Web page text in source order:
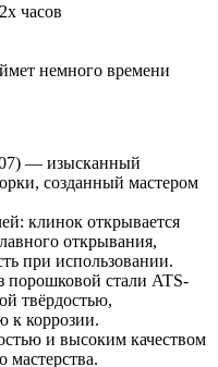
часов
немного времени
— изысканный
созданный мастером
клинок открывается
открывания,
при использовании.
порошковой стали ATS-
твёрдостью,
к коррозии.
и высоким качеством
мастерства.